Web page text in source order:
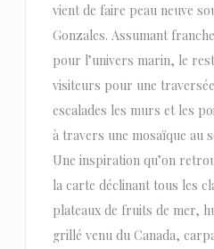
vient de faire peau neuve
Gonzales. Assumant
pour l’univers marin, le
visiteurs pour une
escalades les murs et les
à travers une mosaïque au
Une inspiration qu’on
la carte déclinant tous les
plateaux de fruits de mer,
grillé venu du Canada,